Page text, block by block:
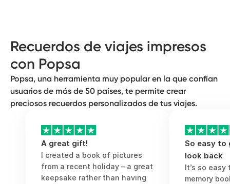
ocupan nada!
y contextualizan las fotos. Tampoco hay
que sobrecargarlos. Lo importante es la
calidad, no la cantidad.
Con una gran variedad de opciones
disponibles para diseñarlos, se pueden
adaptar a la perfección para conmemorar
una luna de miel, unas vacaciones en
familia, un viaje de fin de semana con
amigos o una escapada urbana de última
Recuerdos de viajes impresos
con Popsa
Popsa, una herramienta muy popular en la que confían
usuarios de más de 50 países, te permite crear
preciosos recuerdos personalizados de tus viajes.
A great gift!
I created a book of pictures
from a recent holiday – a great
keepsake rather than having
So easy to
look back
It’s so
memory